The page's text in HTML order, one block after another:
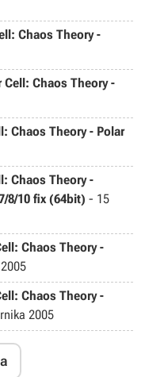
Chaos Theory -
Chaos Theory -
Chaos Theory - Polar
Chaos Theory -
8/10 fix (64bit) - 15
Chaos Theory -
Chaos Theory -
2005